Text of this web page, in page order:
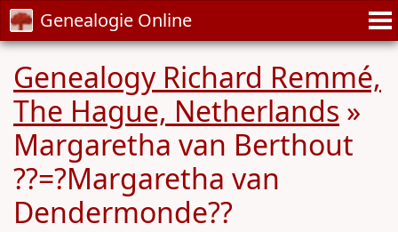
Genealogie Online
Genealogy Richard Remmé,
The Hague, Netherlands »
Margaretha van Berthout
??=?Margaretha van
Dendermonde??